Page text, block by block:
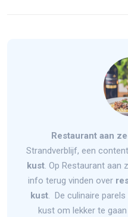
Restaurant aan
Strandverblijf, een
kust. Op Restaurant aan
info terug vinden over
kust. De culinaire
kust om lekker te